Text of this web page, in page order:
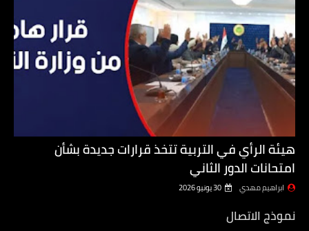
هيئة الرأي في التربية تتخذ قرارات جديدة بشأن
امتحانات الدور الثاني
ابراهيم مهدي 30 يونيو 2026
نموذج الاتصال